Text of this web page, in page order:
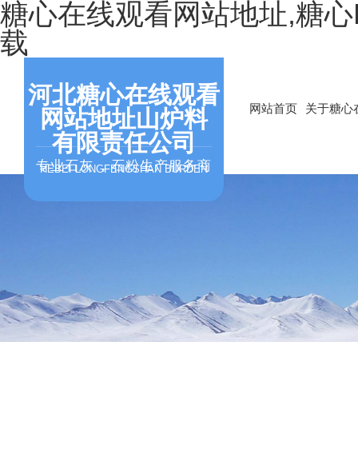
糖心在线观看网站地址,糖
载
河北糖心在线观看
网站地址山炉料
有限责任公司
HEBEI LONGFENGSHAN BURDEN
专业石灰，石粉生产服务商
网站首页 关于糖心